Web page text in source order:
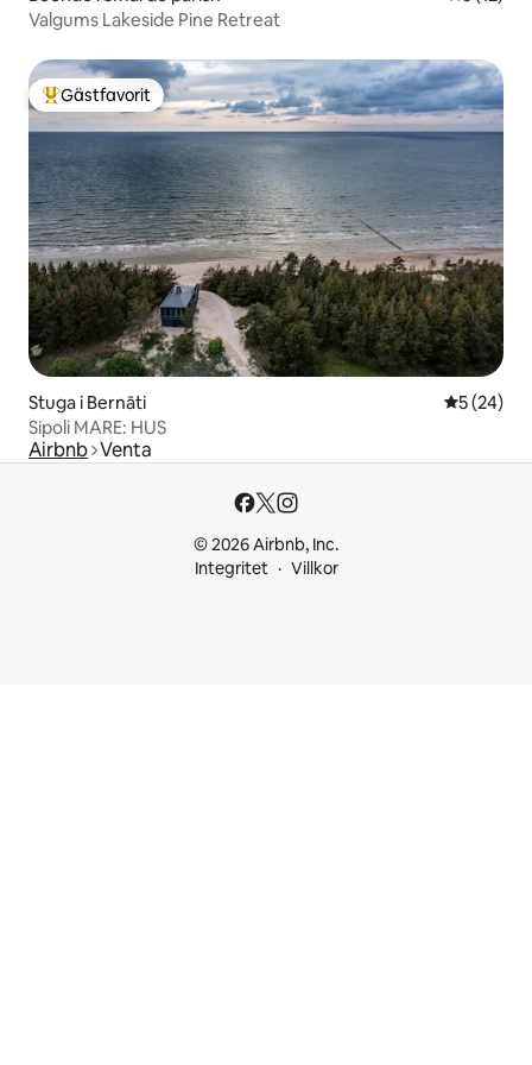
Valgums Lakeside Pine Retreat
Populär gästfavorit
Gästfavorit
Stuga i Bernāti 5 av 5 i
5 (24)
Sipoli MARE: HUS
Airbnb Venta
© 2026 Airbnb, Inc.
Integritet
Villkor